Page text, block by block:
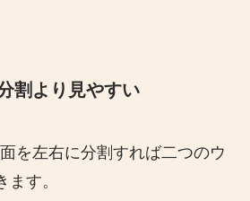
割より見やすい
を左右に分割すれば二つのウ
ます。